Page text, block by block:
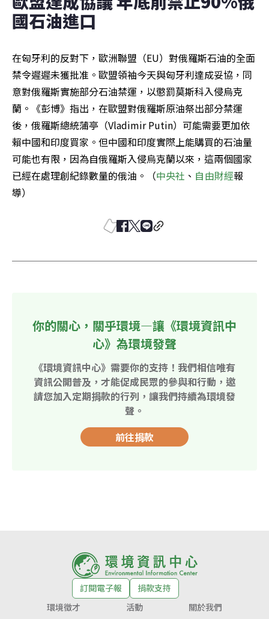
國石油進口
在匈牙利的反對下，歐洲聯盟（EU）對俄羅斯石油的全面
禁令遲遲未獲批准。歐盟領袖今天與匈牙利達成妥協，同
意對俄羅斯實施部分石油禁運，以懲罰莫斯科入侵烏克
蘭。《彭博》指出，在歐盟對俄羅斯原油祭出部分禁運
後，俄羅斯總統蒲亭（Vladimir Putin）可能需要更加依
賴中國和印度買家。但中國和印度實際上能購買的石油量
可能也有限，因為自俄羅斯入侵烏克蘭以來，這兩個國家
已經在處理創紀錄數量的俄油。（中央社 、 自由財經報
導）
你的關心，關乎環境—讓《環境資訊中
心》為環境發聲
《環境資訊中心》需要你的支持！我們相信唯有
資訊公開普及，才能促成民眾的參與和行動，邀
請您加入定期捐款的行列，讓我們持續為環境發
聲。
前往捐款
訂閱電子報
捐款支持
環境徵才
活動
關於我們